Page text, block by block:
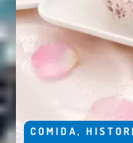
COMIDA,